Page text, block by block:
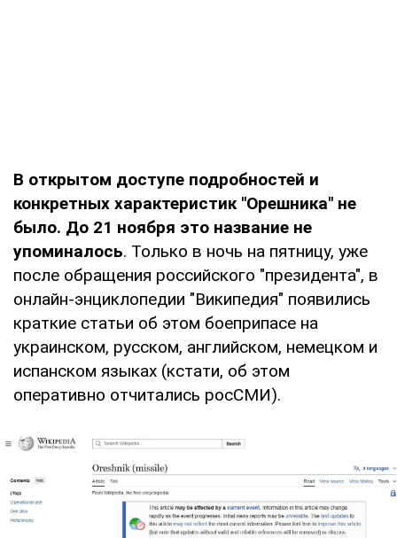
В открытом доступе подробностей и
конкретных характеристик "Орешника" не
было. До 21 ноября это название не
упоминалось. Только в ночь на пятницу, уже
после обращения российского "президента", в
онлайн-энциклопедии "Википедия" появились
краткие статьи об этом боеприпасе на
украинском, русском, английском, немецком и
испанском языках (кстати, об этом
оперативно отчитались росСМИ).